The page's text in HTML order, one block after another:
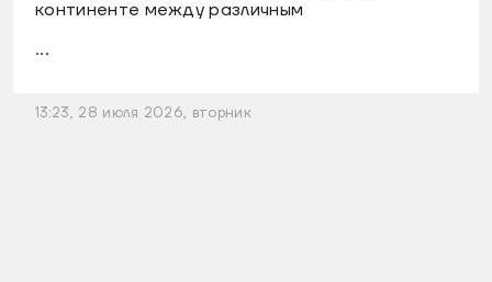
континенте между различным
...
13:23, 28 июля 2026, вторник